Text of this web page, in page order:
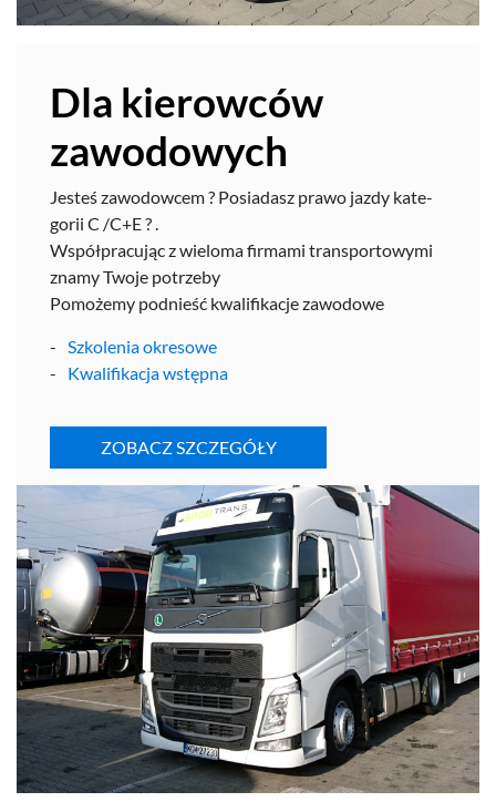
Dla kierow­ców
zawodowych
Jesteś zawodow­cem ? Posi­adasz prawo jazdy kat­e­
gorii C /​C+E ? .
Współpracu­jąc z wieloma fir­mami trans­portowymi
znamy Twoje potrzeby
Pomożemy pod­nieść kwal­i­fikacje zawodowe
Szkole­nia okresowe
Kwal­i­fikacja wstępna
ZOBACZ SZCZEGÓŁY